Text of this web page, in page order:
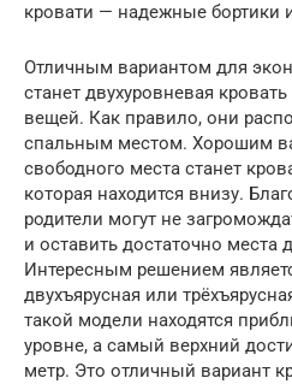
кровати — надежные бортики
Отличным вариантом для
станет двухуровневая кровать
вещей. Как правило, они
спальным местом. Хорошим
свободного места станет
которая находится внизу.
родители могут не
и оставить достаточно места
Интересным решением
двухъярусная или
такой модели находятся
уровне, а самый верхний
метр. Это отличный вариант